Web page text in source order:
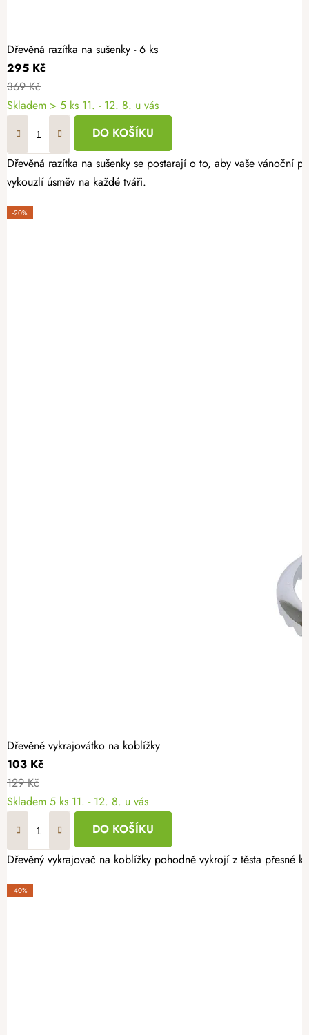
Dřevěná razítka na sušenky - 6 ks
295 Kč
369 Kč
Skladem > 5 ks 11. - 12. 8. u vás
DO KOŠÍKU
Dřevěná razítka na sušenky se postarají o to, aby vaše vánoční
vykouzlí úsměv na každé tváři.
-20%
Dřevěné vykrajovátko na koblížky
103 Kč
129 Kč
Skladem 5 ks 11. - 12. 8. u vás
DO KOŠÍKU
Dřevěný vykrajovač na koblížky pohodně vykrojí z těsta přesné
-40%